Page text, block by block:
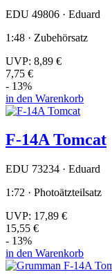
EDU 49806 · Eduard
1:48 · Zubehörsatz
UVP: 8,89 €
7,75 €
- 13%
in den Warenkorb
F-14A Tomcat
EDU 73234 · Eduard
1:72 · Photoätzteilsatz
UVP: 17,89 €
15,55 €
- 13%
in den Warenkorb